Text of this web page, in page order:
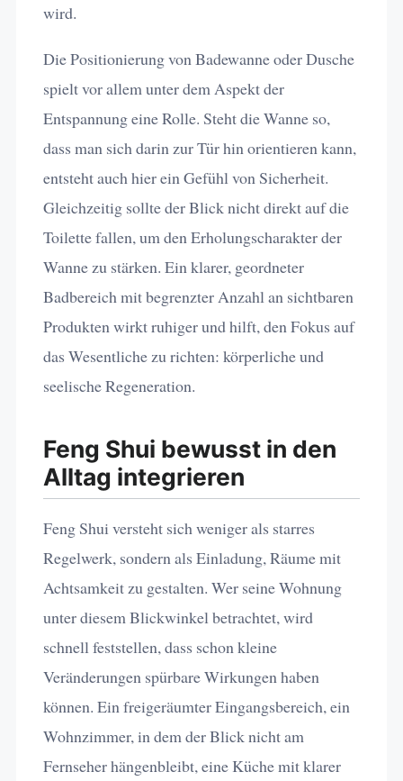
wird.
Die Positionierung von Badewanne oder Dusche
spielt vor allem unter dem Aspekt der
Entspannung eine Rolle. Steht die Wanne so,
dass man sich darin zur Tür hin orientieren kann,
entsteht auch hier ein Gefühl von Sicherheit.
Gleichzeitig sollte der Blick nicht direkt auf die
Toilette fallen, um den Erholungscharakter der
Wanne zu stärken. Ein klarer, geordneter
Badbereich mit begrenzter Anzahl an sichtbaren
Produkten wirkt ruhiger und hilft, den Fokus auf
das Wesentliche zu richten: körperliche und
seelische Regeneration.
Feng Shui bewusst in den
Alltag integrieren
Feng Shui versteht sich weniger als starres
Regelwerk, sondern als Einladung, Räume mit
Achtsamkeit zu gestalten. Wer seine Wohnung
unter diesem Blickwinkel betrachtet, wird
schnell feststellen, dass schon kleine
Veränderungen spürbare Wirkungen haben
können. Ein freigeräumter Eingangsbereich, ein
Wohnzimmer, in dem der Blick nicht am
Fernseher hängenbleibt, eine Küche mit klarer